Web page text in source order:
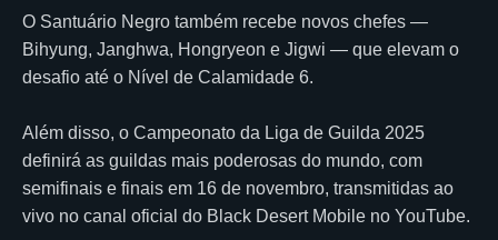
O Santuário Negro também recebe novos chefes —
Bihyung, Janghwa, Hongryeon e Jigwi — que elevam o
desafio até o Nível de Calamidade 6.
Além disso, o Campeonato da Liga de Guilda 2025
definirá as guildas mais poderosas do mundo, com
semifinais e finais em 16 de novembro, transmitidas ao
vivo no canal oficial do Black Desert Mobile no YouTube.